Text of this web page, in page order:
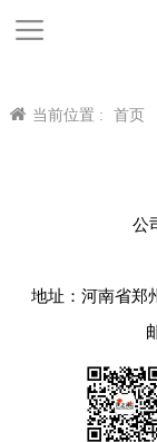
当前位置 : 首页
公
地址：河南省郑